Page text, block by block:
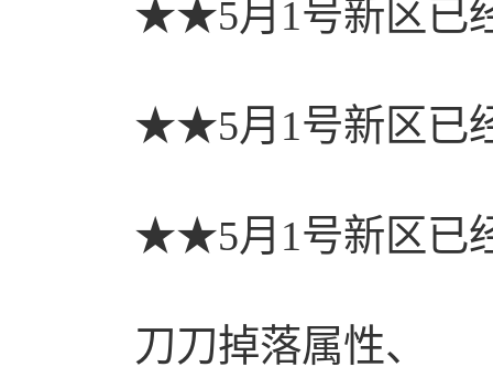
★★5月1号新区
★★5月1号新区
★★5月1号新区
刀刀掉落属性、